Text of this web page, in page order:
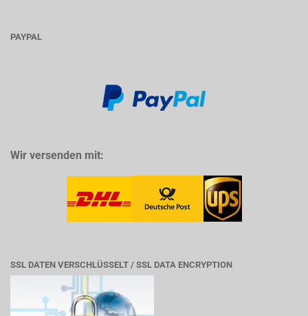
PAYPAL
Wir versenden mit:
SSL DATEN VERSCHLÜSSELT / SSL DATA ENCRYPTION